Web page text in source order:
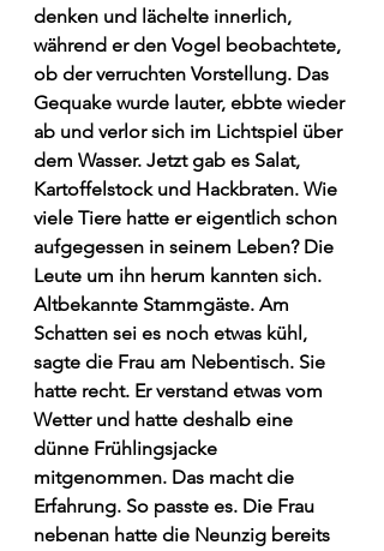
denken und lächelte innerlich,
während er den Vogel beobachtete,
ob der verruchten Vorstellung. Das
Gequake wurde lauter, ebbte wieder
ab und verlor sich im Lichtspiel über
dem Wasser. Jetzt gab es Salat,
Kartoffelstock und Hackbraten. Wie
viele Tiere hatte er eigentlich schon
aufgegessen in seinem Leben? Die
Leute um ihn herum kannten sich.
Altbekannte Stammgäste. Am
Schatten sei es noch etwas kühl,
sagte die Frau am Nebentisch. Sie
hatte recht. Er verstand etwas vom
Wetter und hatte deshalb eine
dünne Frühlingsjacke
mitgenommen. Das macht die
Erfahrung. So passte es. Die Frau
nebenan hatte die Neunzig bereits